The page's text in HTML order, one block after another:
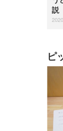
説
ピ